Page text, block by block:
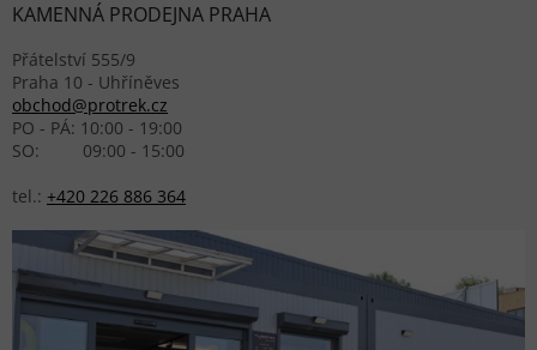
KAMENNÁ PRODEJNA PRAHA
Přátelství 555/9
Praha 10 - Uhříněves
obchod@protrek.cz
PO - PÁ: 10:00 - 19:00
SO: 09:00 - 15:00
tel.: +420 226 886 364